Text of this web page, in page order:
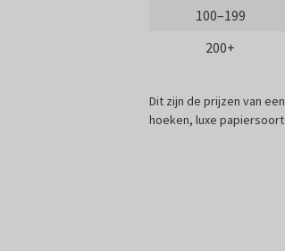
100–199
200+
Dit zijn de prijzen van
hoeken, luxe